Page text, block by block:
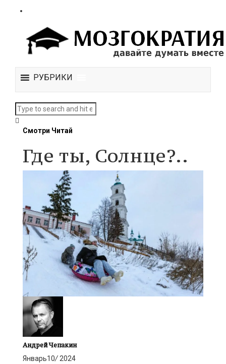
РУБРИКИ
Смотри Читай
Где ты, Солнце?..
Андрей Чепакин
Январь10/2024